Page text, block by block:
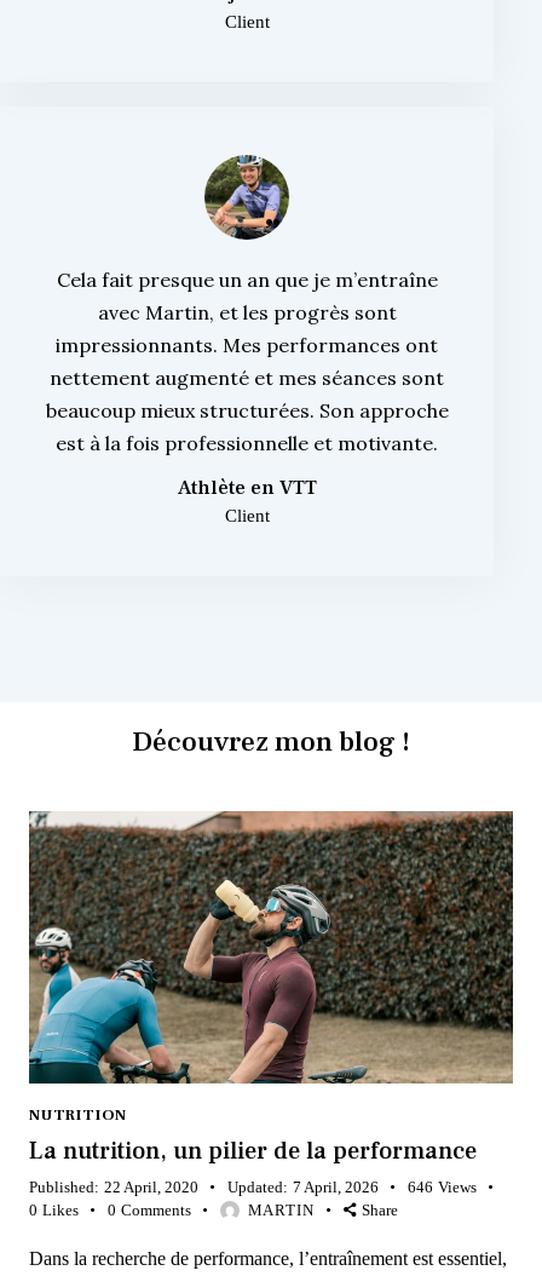
Client
Cela fait presque un an que je m’entraîne
avec Martin, et les progrès sont
impressionnants. Mes performances ont
nettement augmenté et mes séances sont
beaucoup mieux structurées. Son approche
est à la fois professionnelle et motivante.
Athlète en VTT
Client
Découvrez mon blog !
NUTRITION
La nutrition, un pilier de la performance
Published: 22 April, 2020 Updated: 7 April, 2026 646 Views
0 Likes 0 Comments MARTIN Share
Dans la recherche de performance, l’entraînement est essentiel,